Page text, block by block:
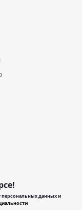
персональных данных и